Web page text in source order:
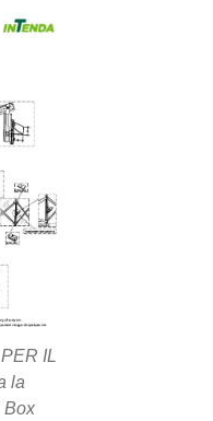
IL
la
Box